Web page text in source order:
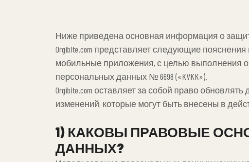
Ниже приведена основная информация о
Orgibite.com представляет следующие
мобильные приложения, с целью выполнения
персональных данных № 6698 («KVKK»).
Orgibite.com оставляет за собой право
изменений, которые могут быть внесены в
1) КАКОВЫ ПРАВОВЫЕ
ДАННЫХ?